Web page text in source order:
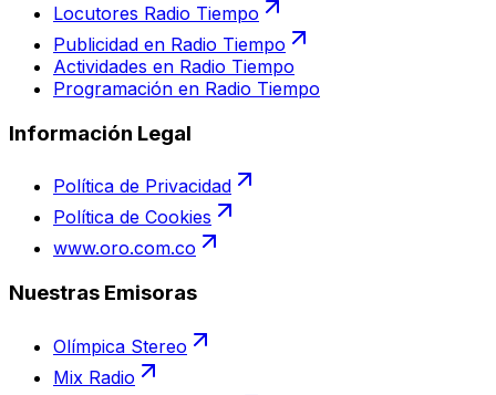
Locutores Radio Tiempo
Publicidad en Radio Tiempo
Actividades en Radio Tiempo
Programación en Radio Tiempo
Información Legal
Política de Privacidad
Política de Cookies
www.oro.com.co
Nuestras Emisoras
Olímpica Stereo
Mix Radio